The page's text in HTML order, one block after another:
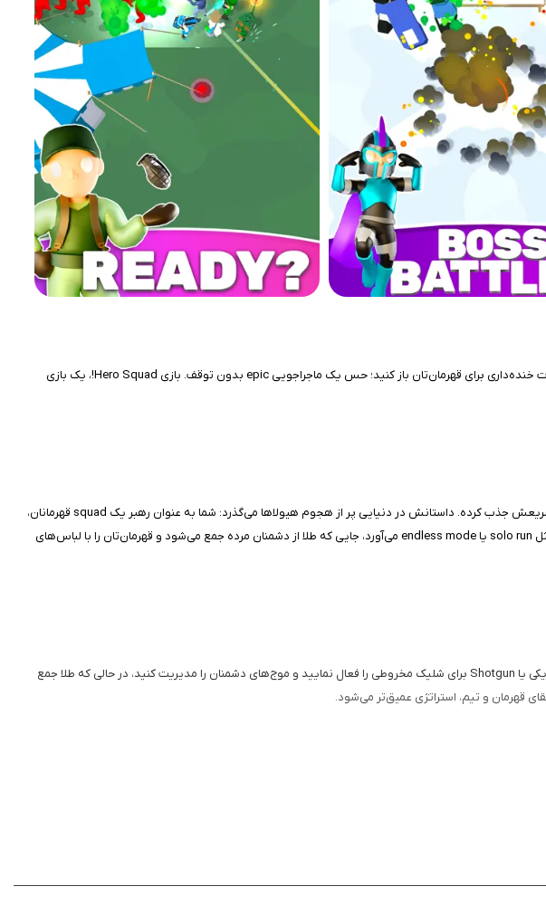
تصور کنید در میدان نبردی پر از هیولاها، با لمس صفحه، قهرمان و ارتش‌تان را هدایت کنید، دشمنان را نابود نمایید و با هر پیروزی، تجهیزات خنده‌داری برای قهرمان‌تان باز کنید؛ حس یک ماجراجویی epic بدون توقف. بازی Hero Squad!، یک بازی
این بازی که توسط استودیو 8SEC در آوریل ۲۰۲۱، یک بازی action survival است که در اپ استور عرضه شده و میلیون‌ها کاربر را با گیم‌پلی سریعش جذب کرده. داستانش در دنیایی پر از هجوم هیولاها می‌گذرد: شما به عنوان رهبر یک squad قهرمانان،
باید با استخدام واحدها و ارتقای سلاح‌ها، موج‌های بی‌پایان دشمنان را دفع کنید تا طولانی‌ترین بقا را داشته باشید. هر رویداد، چالشی تازه مثل solo run یا endless mode می‌آورد، جایی که طلا از دشمنان مرده جمع می‌شود و قهرمان‌تان را با لباس‌های
گیم‌پلی Hero Squad! روان و اعتیادآور است؛ با لمس صفحه، واحدها را استخدام کنید، سلاح‌های مخرب مانند Shockbow برای تیرهای الکتریکی یا Shotgun برای شلیک مخروطی را فعال نمایید و موج‌های دشمنان را مدیریت کنید، در حالی که طلا جمع